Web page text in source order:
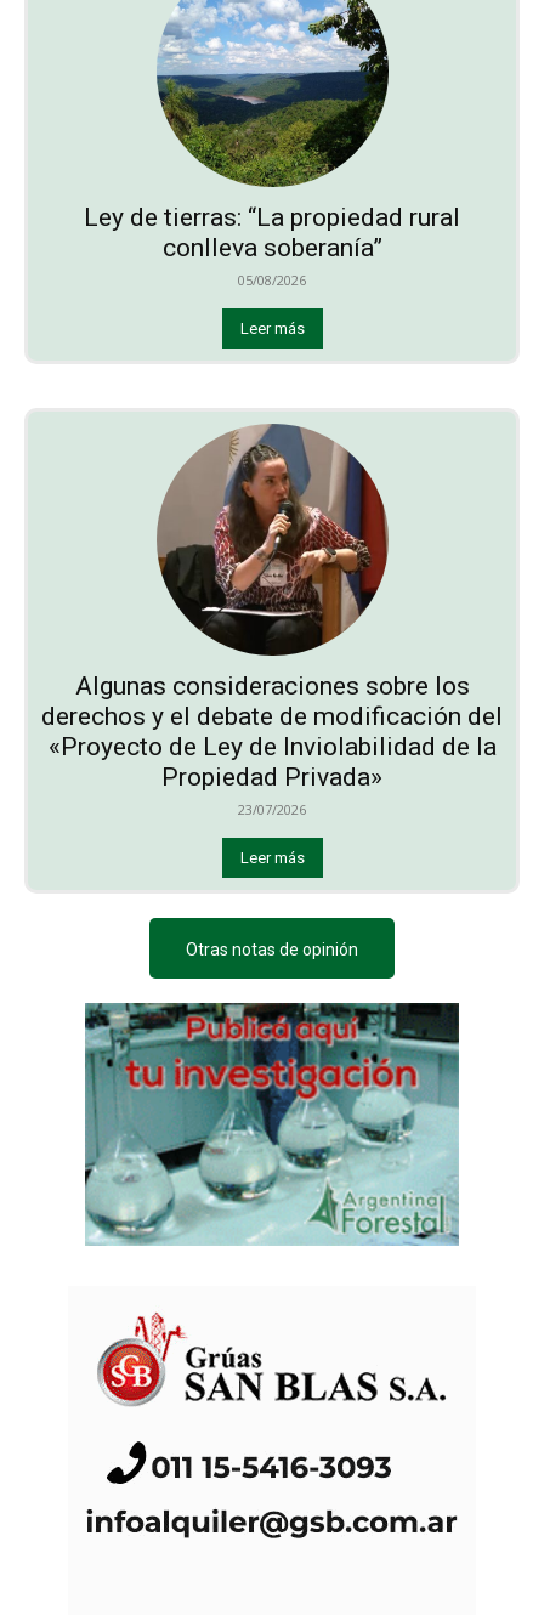
Ley de tierras: “La propiedad rural
conlleva soberanía”
05/08/2026
Leer más
Algunas consideraciones sobre los
derechos y el debate de modificación del
«Proyecto de Ley de Inviolabilidad de la
Propiedad Privada»
23/07/2026
Leer más
Otras notas de opinión